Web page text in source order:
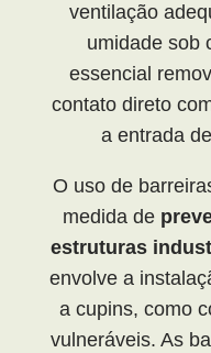
ventilação
umidade sob
essencial
contato direto
a entrada
O uso de
medida de
estruturas
envolve a
a cupins, como
vulneráveis. As